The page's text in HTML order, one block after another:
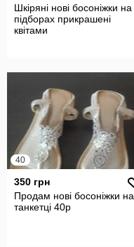
Шкіряні нові босоніжки на
підборах прикрашені
квітами
40
350 грн
Продам нові босоніжки на
танкетці 40р